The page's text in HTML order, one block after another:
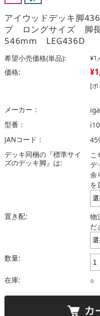
アイウッドデッキ脚
プ ロングサイズ 脚
546mm LEG436D
希望小売価格(単品):
価格:
[
メーカー：
型番：
JANコード：
デッキ同梱の『標準サイ
ズのデッキ脚』は:
こ
デ
余
を
置き配:
物
だ
数量:
在庫:
○